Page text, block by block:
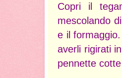
Copri il
mescolando
e il
averli rigirati
pennette